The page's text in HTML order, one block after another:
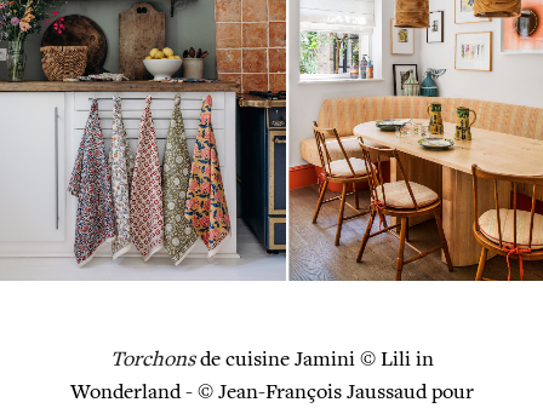
Torchonsde cuisine Jamini © Lili in
Wonderland - © Jean-François Jaussaud pour